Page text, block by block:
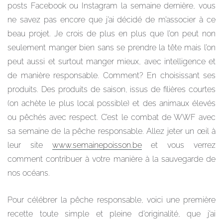
posts Facebook ou Instagram la semaine dernière, vous
ne savez pas encore que j’ai décidé de m’associer à ce
beau projet. Je crois de plus en plus que l’on peut non
seulement manger bien sans se prendre la tête mais l’on
peut aussi et surtout manger mieux, avec intelligence et
de manière responsable. Comment? En choisissant ses
produits. Des produits de saison, issus de filières courtes
(on achète le plus local possible) et des animaux élevés
ou pêchés avec respect. C’est le combat de WWF avec
sa semaine de la pêche responsable. Allez jeter un œil à
leur site www.semainepoisson.beet vous verrez
comment contribuer à votre manière à la sauvegarde de
nos océans.
Pour célébrer la pêche responsable, voici une première
recette toute simple et pleine d’originalité, que j’ai